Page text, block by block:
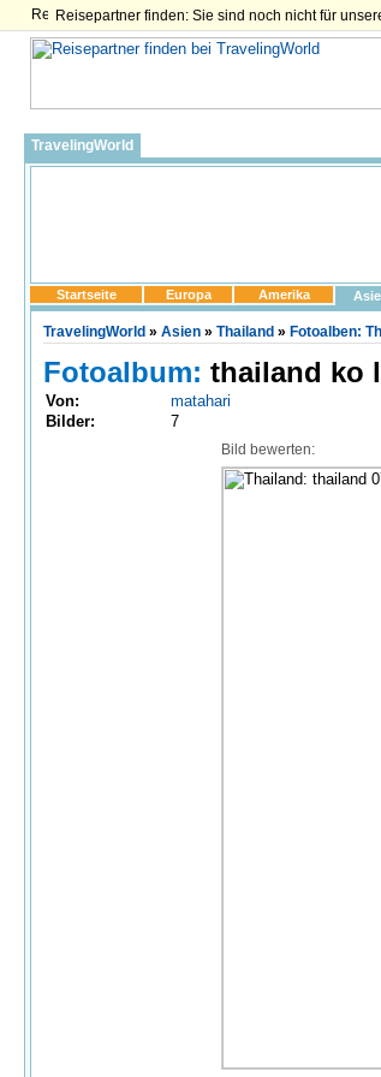
Reisepartner finden: Sie sind noch nicht für
TravelingWorld
Startseite Europa Amerika
TravelingWorld » Asien » Thailand » Fotoalben:
Fotoalbum: thailand ko
Von:
matahari
Bilder:
7
Bild bewerten: